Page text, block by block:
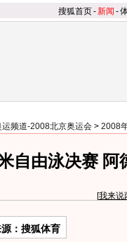
搜狐首页-新闻 -
运频道-2008北京奥运会 > 2008
自由泳决赛 阿
[我来说
：搜狐体育